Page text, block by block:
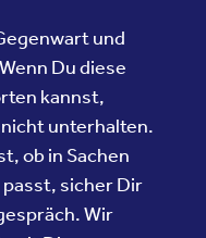
und
Du diese
kannst,
unterhalten.
ob in Sachen
passt, sicher Dir
Wir